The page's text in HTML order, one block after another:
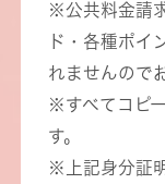
※公共料金請
ド・各種ポイ
れませんので
※すべてコピ
す。
※上記身分証